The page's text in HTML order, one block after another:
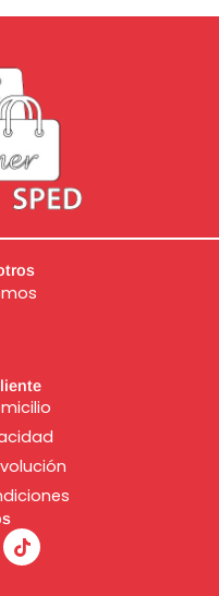
T
i
k